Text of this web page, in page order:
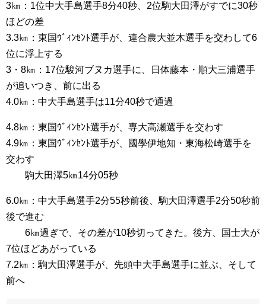
3㎞：1位中大手島選手8分40秒、2位駒大田澤がすでに30秒
ほどの差
3.3㎞：東国ｳﾞｨﾝｾﾝﾄ選手が、連合農大並木選手を交わして6
位に浮上する
3・8㎞：17位駿河ブヌカ選手に、日体藤本・順大三浦選手
が追いつき、前に出る
4.0㎞：中大手島選手は11分40秒で通過
4.8㎞：東国ｳﾞｨﾝｾﾝﾄ選手が、専大高瀬選手を交わす
4.9㎞：東国ｳﾞｨﾝｾﾝﾄ選手が、國學伊地知・東海松崎選手を
交わす
駒大田澤5㎞14分05秒
6.0㎞：中大手島選手2分55秒前後、駒大田澤選手2分50秒前
後で進む
6㎞過ぎで、その差が10秒切ってきた。後方、国士大が
7位ほどあがっている
7.2㎞：駒大田澤選手が、先頭中大手島選手に並ぶ、そして
前へ